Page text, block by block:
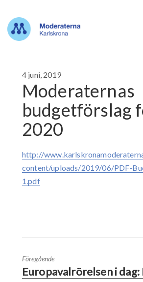
4 juni, 2019
Moderaternas
budgetförslag
2020
http://
content/uploads/2019/06/PDF-
1.pdf
Föregående
Europavalrörelsen i dag: